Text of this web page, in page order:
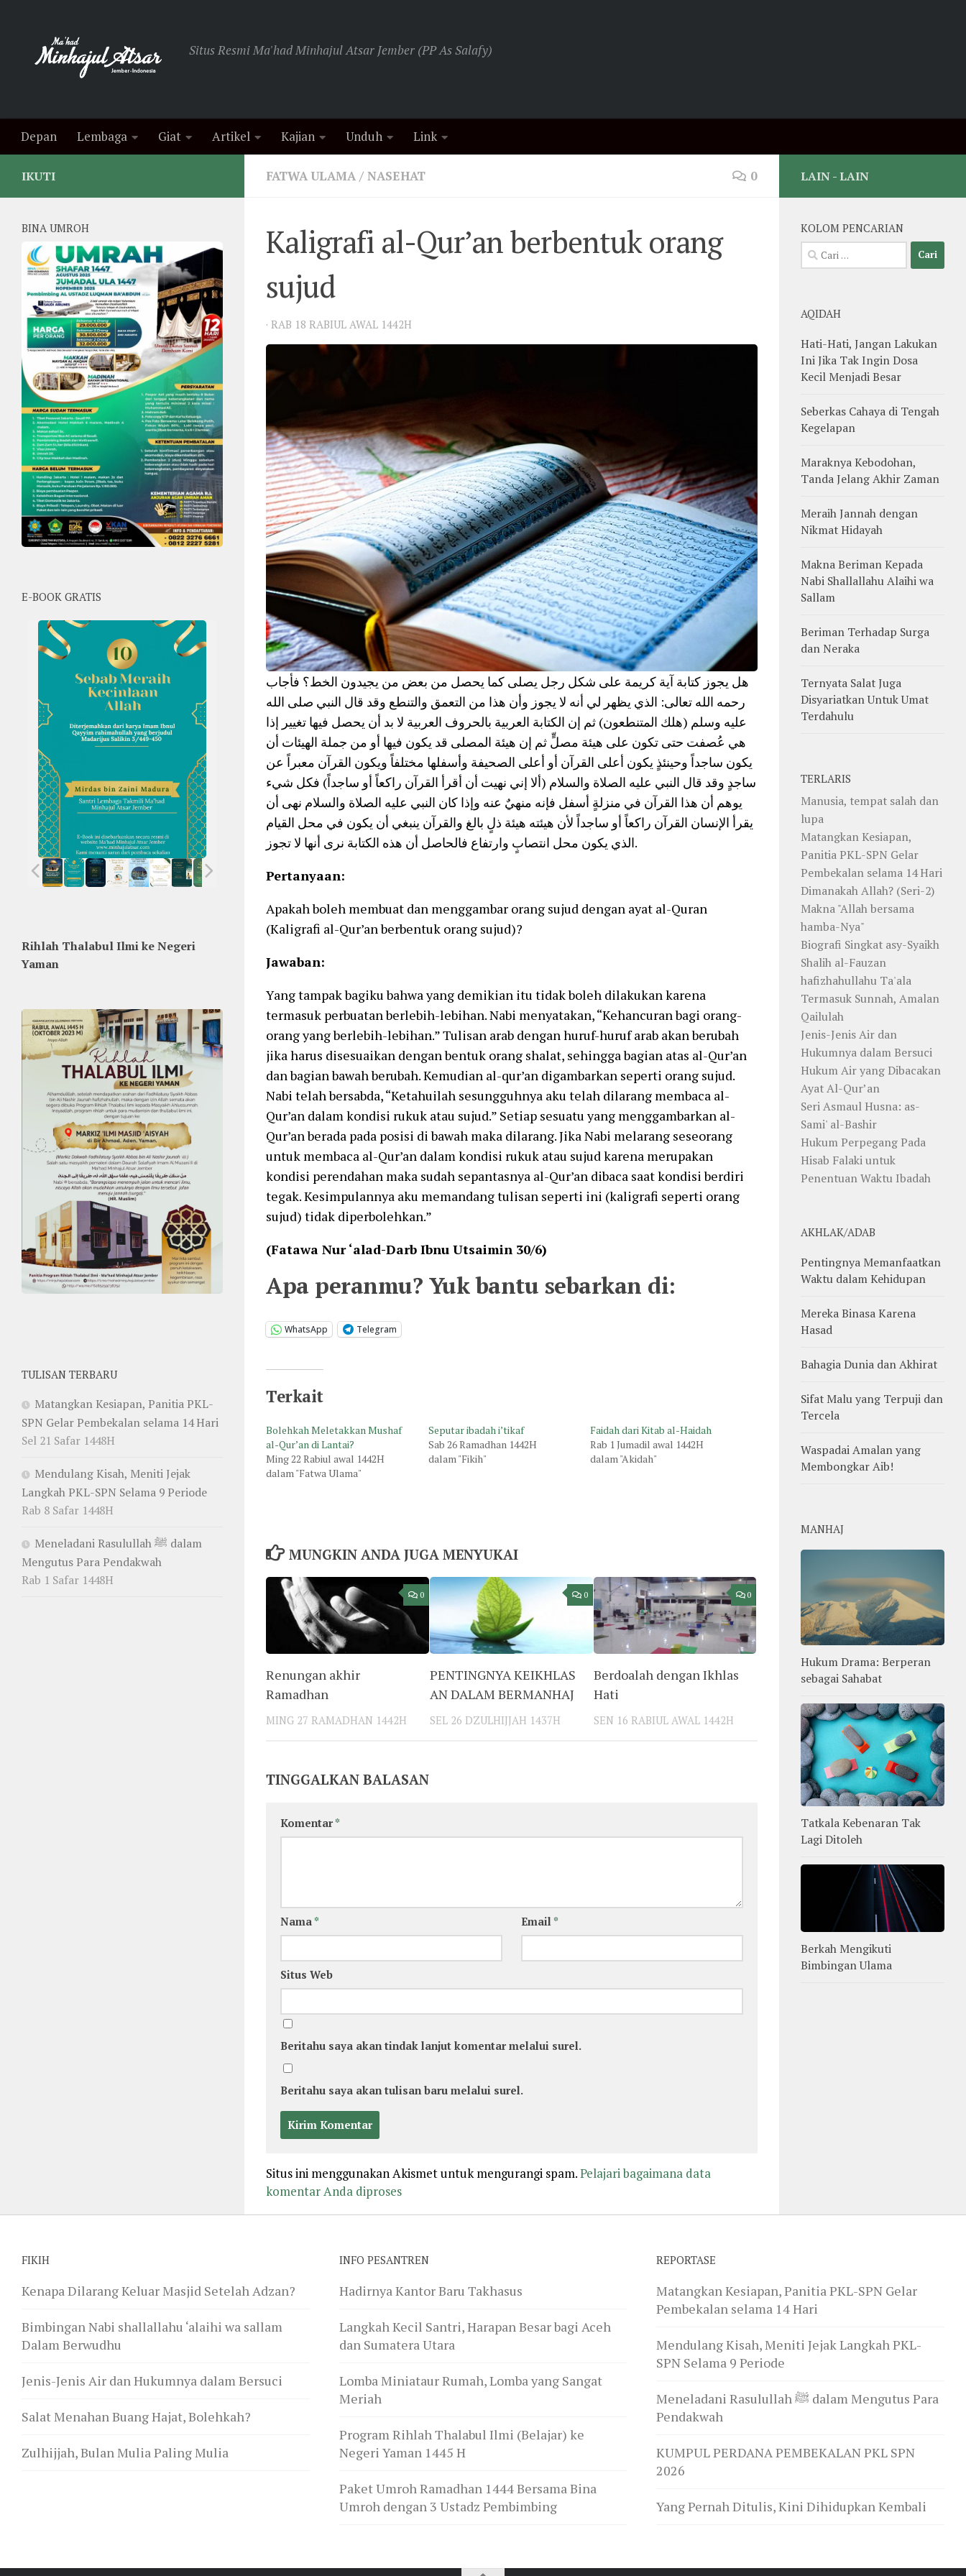
Situs Resmi Ma'had Minhajul Atsar Jember (PP As Salafy)
Depan Lembaga Giat Artikel Kajian Unduh Link
FATWA ULAMA / NASEHAT 0
Kaligrafi al-Qur’an berbentuk orang
sujud
· RAB 18 RABIUL AWAL 1442H
هل يجوز كتابة آية كريمة على شكل رجل يصلى كما يحصل من بعض من يجيدون الخط؟ فأجاب
رحمه الله تعالى: الذي يظهر لي أنه لا يجوز وأن هذا من التعمق والتنطع وقد قال النبي صلى الله
عليه وسلم (هلك المتنطعون) ثم إن الكتابة العربية بالحروف العربية لا بد أن يحصل فيها تغيير إذا
هي عُصفت حتى تكون على هيئة مصلٍّ ثم إن هيئة المصلى قد يكون فيها أو من جملة الهيئات أن
يكون ساجداً وحينئذٍ يكون أعلى القرآن أو أعلى الصحيفة وأسفلها مختلفاً ويكون القرآن معبراً عن
ساجدٍ وقد قال النبي عليه الصلاة والسلام (ألا إني نهيت أن أقرأ القرآن راكعاً أو ساجداً) فكل شيء
يوهم أن هذا القرآن في منزلةٍ أسفل فإنه منهيٌ عنه وإذا كان النبي عليه الصلاة والسلام نهى أن
يقرأ الإنسان القرآن راكعاً أو ساجداً لأن هيئته هيئة ذلٍ بالغ والقرآن ينبغي أن يكون في محل القيام
الذي يكون محل انتصابٍ وارتفاع فالحاصل أن هذه الكتابة نرى أنها لا تجوز.
Pertanyaan:
Apakah boleh membuat dan menggambar orang sujud dengan ayat al-Quran
(Kaligrafi al-Qur’an berbentuk orang sujud)?
Jawaban:
Yang tampak bagiku bahwa yang demikian itu tidak boleh dilakukan karena
termasuk perbuatan berlebih-lebihan. Nabi menyatakan, “Kehancuran bagi orang-
orang yang berlebih-lebihan.” Tulisan arab dengan huruf-huruf arab akan berubah
jika harus disesuaikan dengan bentuk orang shalat, sehingga bagian atas al-Qur’an
dan bagian bawah berubah. Kemudian al-qur’an digambarkan seperti orang sujud.
Nabi telah bersabda, “Ketahuilah sesungguhnya aku telah dilarang membaca al-
Qur’an dalam kondisi rukuk atau sujud.” Setiap sesuatu yang menggambarkan al-
Qur’an berada pada posisi di bawah maka dilarang. Jika Nabi melarang seseorang
untuk membaca al-Qur’an dalam kondisi rukuk atau sujud karena merupakan
kondisi perendahan maka sudah sepantasnya al-Qur’an dibaca saat kondisi berdiri
tegak. Kesimpulannya aku memandang tulisan seperti ini (kaligrafi seperti orang
sujud) tidak diperbolehkan.”
(Fatawa Nur‘alad-Darb Ibnu Utsaimin 30/6)
Apa peranmu? Yuk bantu sebarkan di:
WhatsApp Telegram
Terkait
Bolehkah Meletakkan Mushaf
al-Qur’an di Lantai?
Ming 22 Rabiul awal 1442H
dalam "Fatwa Ulama"
Seputar ibadah i’tikaf
Sab 26 Ramadhan 1442H
dalam "Fikih"
Faidah dari Kitab al-Haidah
Rab 1 Jumadil awal 1442H
dalam "Akidah"
MUNGKIN ANDA JUGA MENYUKAI
0
Renungan akhir
Ramadhan
MING 27 RAMADHAN 1442H
0
PENTINGNYA KEIKHLAS
AN DALAM BERMANHAJ
SEL 26 DZULHIJJAH 1437H
0
Berdoalah dengan Ikhlas
Hati
SEN 16 RABIUL AWAL 1442H
TINGGALKAN BALASAN
Komentar*
Nama * Email *
Situs Web
Beritahu saya akan tindak lanjut komentar melalui surel.
Beritahu saya akan tulisan baru melalui surel.
Situs ini menggunakan Akismet untuk mengurangi spam.Pelajari bagaimana data
komentar Anda diproses
IKUTI
BINA UMROH
E-BOOK GRATIS
Rihlah Thalabul Ilmi ke Negeri
Yaman
TULISAN TERBARU
Matangkan Kesiapan, Panitia PKL-
SPN Gelar Pembekalan selama 14 Hari
Sel 21 Safar 1448H
Mendulang Kisah, Meniti Jejak
Langkah PKL-SPN Selama 9 Periode
Rab 8 Safar 1448H
Meneladani Rasulullah ﷺ dalam
Mengutus Para Pendakwah
Rab 1 Safar 1448H
LAIN - LAIN
KOLOM PENCARIAN
Cari
untuk:
AQIDAH
Hati-Hati, Jangan Lakukan
Ini Jika Tak Ingin Dosa
Kecil Menjadi Besar
Seberkas Cahaya di Tengah
Kegelapan
Maraknya Kebodohan,
Tanda Jelang Akhir Zaman
Meraih Jannah dengan
Nikmat Hidayah
Makna Beriman Kepada
Nabi Shallallahu Alaihi wa
Sallam
Beriman Terhadap Surga
dan Neraka
Ternyata Salat Juga
Disyariatkan Untuk Umat
Terdahulu
TERLARIS
Manusia, tempat salah dan
lupa
Matangkan Kesiapan,
Panitia PKL-SPN Gelar
Pembekalan selama 14 Hari
Dimanakah Allah? (Seri-2)
Makna "Allah bersama
hamba-Nya"
Biografi Singkat asy-Syaikh
Shalih al-Fauzan
hafizhahullahu Ta'ala
Termasuk Sunnah, Amalan
Qailulah
Jenis-Jenis Air dan
Hukumnya dalam Bersuci
Hukum Air yang Dibacakan
Ayat Al-Qur’an
Seri Asmaul Husna: as-
Sami' al-Bashir
Hukum Perpegang Pada
Hisab Falaki untuk
Penentuan Waktu Ibadah
AKHLAK/ADAB
Pentingnya Memanfaatkan
Waktu dalam Kehidupan
Mereka Binasa Karena
Hasad
Bahagia Dunia dan Akhirat
Sifat Malu yang Terpuji dan
Tercela
Waspadai Amalan yang
Membongkar Aib!
MANHAJ
Hukum Drama: Berperan
sebagai Sahabat
Tatkala Kebenaran Tak
Lagi Ditoleh
Berkah Mengikuti
Bimbingan Ulama
FIKIH
Kenapa Dilarang Keluar Masjid Setelah Adzan?
Bimbingan Nabi shallallahu ‘alaihi wa sallam
Dalam Berwudhu
Jenis-Jenis Air dan Hukumnya dalam Bersuci
Salat Menahan Buang Hajat, Bolehkah?
Zulhijjah, Bulan Mulia Paling Mulia
INFO PESANTREN
Hadirnya Kantor Baru Takhasus
Langkah Kecil Santri, Harapan Besar bagi Aceh
dan Sumatera Utara
Lomba Miniataur Rumah, Lomba yang Sangat
Meriah
Program Rihlah Thalabul Ilmi (Belajar) ke
Negeri Yaman 1445 H
Paket Umroh Ramadhan 1444 Bersama Bina
Umroh dengan 3 Ustadz Pembimbing
REPORTASE
Matangkan Kesiapan, Panitia PKL-SPN Gelar
Pembekalan selama 14 Hari
Mendulang Kisah, Meniti Jejak Langkah PKL-
SPN Selama 9 Periode
Meneladani Rasulullah ﷺ dalam Mengutus Para
Pendakwah
KUMPUL PERDANA PEMBEKALAN PKL SPN
2026
Yang Pernah Ditulis, Kini Dihidupkan Kembali